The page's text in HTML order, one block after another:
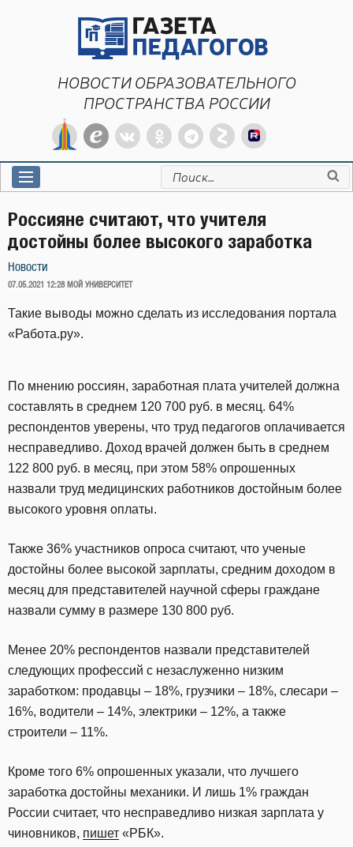
НОВОСТИ ОБРАЗОВАТЕЛЬНОГО
ПРОСТРАНСТВА РОССИИ
Искать:
Россияне считают, что учителя
достойны более высокого заработка
Новости
ОПУБЛИКОВАНО
07.05.2021 12:28 МОЙ УНИВЕРСИТЕТ
Такие выводы можно сделать из исследования портала
«Работа.ру».
По мнению россиян, заработная плата учителей должна
составлять в среднем 120 700 руб. в месяц. 64%
респондентов уверены, что труд педагогов оплачивается
несправедливо. Доход врачей должен быть в среднем
122 800 руб. в месяц, при этом 58% опрошенных
назвали труд медицинских работников достойным более
высокого уровня оплаты.
Также 36% участников опроса считают, что ученые
достойны более высокой зарплаты, средним доходом в
месяц для представителей научной сферы граждане
назвали сумму в размере 130 800 руб.
Менее 20% респондентов назвали представителей
следующих профессий с незаслуженно низким
заработком: продавцы – 18%, грузчики – 18%, слесари –
16%, водители – 14%, электрики – 12%, а также
строители – 11%.
Кроме того 6% опрошенных указали, что лучшего
заработка достойны механики. И лишь 1% граждан
России считает, что несправедливо низкая зарплата у
чиновников, пишет «РБК».